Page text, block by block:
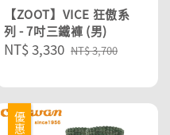
【ZOOT】VICE 狂傲系
列 - 7吋三鐵褲 (男)
Sale
NT$ 3,330 Regular
NT$ 3,700
優惠